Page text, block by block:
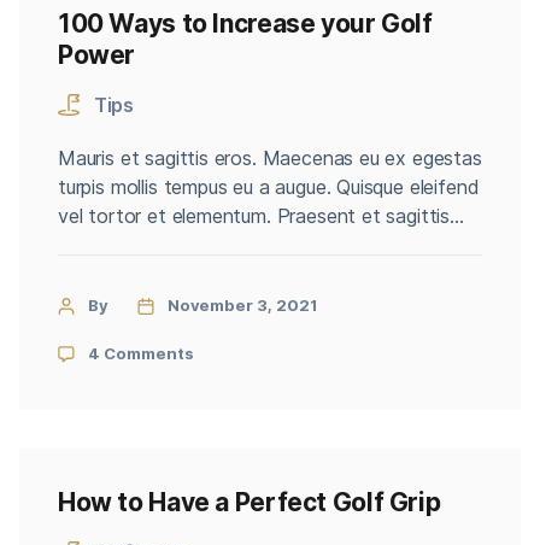
100 Ways to Increase your Golf
Power
Tips
Mauris et sagittis eros. Maecenas eu ex egestas
turpis mollis tempus eu a augue. Quisque eleifend
vel tortor et elementum. Praesent et sagittis
dignissim dolor. Aliquam interdum, tortor a
aliquam nisl neque vitae magna. […]
By November 3, 2021
4 Comments
How to Have a Perfect Golf Grip